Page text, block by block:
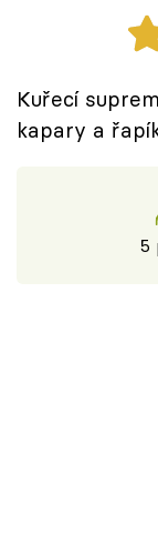
Sledujte
Přihlášení
Kuřecí
kapary a
5